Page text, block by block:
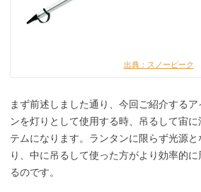
出典：スノーピーク
まず前述しました通り、今回ご紹介する
ンを灯りとして使用する時、吊るして宙
テムになります。ランタンに限らず光源
り、中に吊るして使った方がより効率的
るのです。